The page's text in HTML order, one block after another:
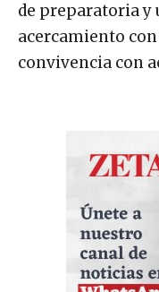
de preparatoria y
acercamiento
convivencia con